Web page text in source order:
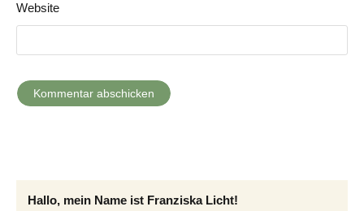
Website
Hallo, mein Name ist Franziska Licht!